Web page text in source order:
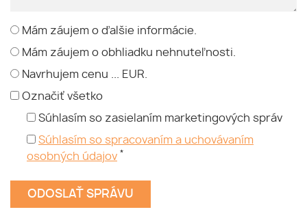
Mám záujem o ďalšie informácie.
Mám záujem o obhliadku nehnuteľnosti.
Navrhujem cenu ... EUR.
Označiť všetko
Súhlasím so zasielaním marketingových správ
Súhlasím so spracovaním a uchovávaním
osobných údajov *